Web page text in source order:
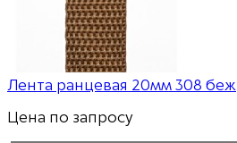
Лента ранцевая 20мм 308 беж
Цена по запросу